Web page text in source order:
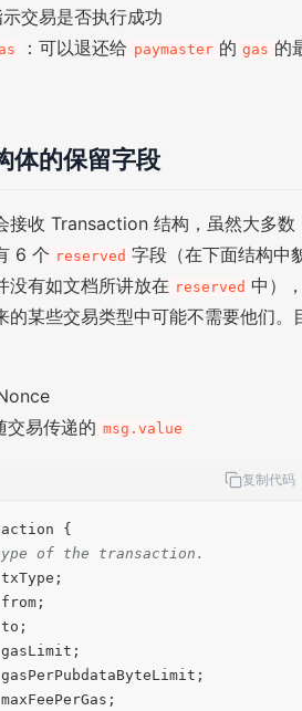
示交易是否执行成功
：可以退还给 paymaster 的 gas 的
的保留字段
接收 Transaction 结构，虽然大多数
6 个 reserved 字段（在下面结构中
没有如文档所讲放在 reserved 中）
的某些交易类型中可能不需要他们。
交易传递的 msg.value
复制代码
{
of the transaction.
txType;
from;
to;
gasLimit;
gasPerPubdataByteLimit;
maxFeePerGas;